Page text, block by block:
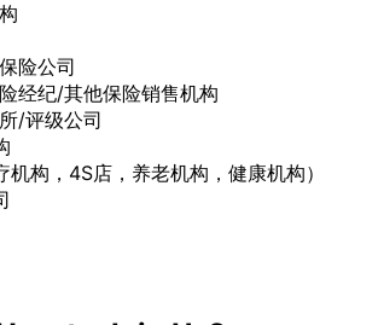
险公司
经纪/其他保险销售机构
/评级公司
机构，4S店，养老机构，健康机构）